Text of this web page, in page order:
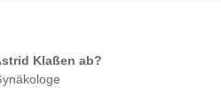
Klaßen ab?